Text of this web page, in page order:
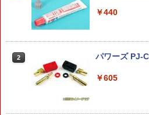
G-01S シェン
￥1,783
ン
[バンダイ
ンリオキャラ
東京マルイ
g 800発入
バイオプラス
￥440
2 パワーズ PJ-
￥605